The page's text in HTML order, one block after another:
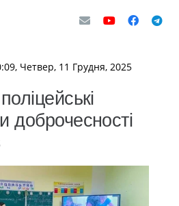
Четвер, 11 Грудня, 2025
доброчесності